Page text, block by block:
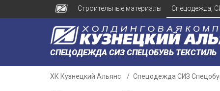
Строительные материалы Спецодежда,
СПЕЦОДЕЖДА СИЗ СПЕЦОБУВЬ ТЕКСТИЛЬ
ХК Кузнецкий Альянс Спецодежда СИЗ